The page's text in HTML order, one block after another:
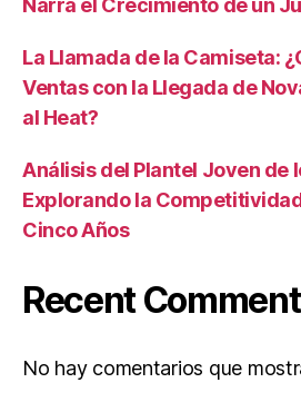
Narra el Crecimiento de un
La Llamada de la Camiseta:
Ventas con la Llegada de
al Heat?
Análisis del Plantel Joven de
Explorando la
Cinco Años
Recent
No hay comentarios que